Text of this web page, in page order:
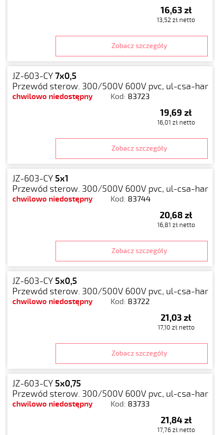
16,63 zł
13,52 zł netto
Zobacz szczegóły
JZ-603-CY7x0,5
Przewód sterow. 300/500V 600V pvc, ul-csa-har
chwilowo niedostępny Kod: 83723
19,69 zł
16,01 zł netto
Zobacz szczegóły
JZ-603-CY5x1
Przewód sterow. 300/500V 600V pvc, ul-csa-har
chwilowo niedostępny Kod: 83744
20,68 zł
16,81 zł netto
Zobacz szczegóły
JZ-603-CY5x0,5
Przewód sterow. 300/500V 600V pvc, ul-csa-har
chwilowo niedostępny Kod: 83722
21,03 zł
17,10 zł netto
Zobacz szczegóły
JZ-603-CY5x0,75
Przewód sterow. 300/500V 600V pvc, ul-csa-har
chwilowo niedostępny Kod: 83733
21,84 zł
17,76 zł netto